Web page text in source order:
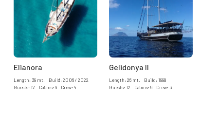
Elianora
Length: 39 mt. Build: 2006 / 2022
Guests: 12 Cabins: 6 Crew: 4
Gelidonya II
Length: 26 mt. Build: 1998
Guests: 12 Cabins: 6 Crew: 3